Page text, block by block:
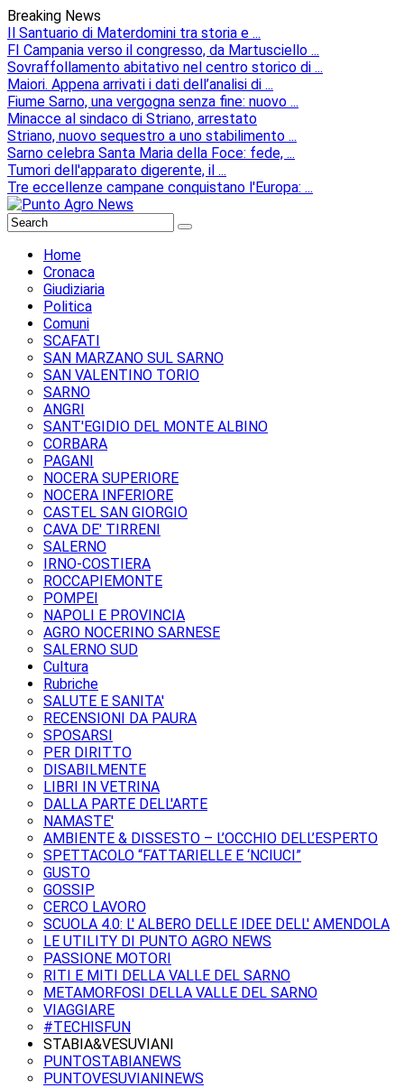
Breaking News
Il Santuario di Materdomini tra storia e ...
FI Campania verso il congresso, da Martusciello ...
Sovraffollamento abitativo nel centro storico di ...
Maiori. Appena arrivati i dati dell’analisi di ...
Fiume Sarno, una vergogna senza fine: nuovo ...
Minacce al sindaco di Striano, arrestato
Striano, nuovo sequestro a uno stabilimento ...
Sarno celebra Santa Maria della Foce: fede, ...
Tumori dell'apparato digerente, il ...
Tre eccellenze campane conquistano l'Europa: ...
Home
Cronaca
Giudiziaria
Politica
Comuni
SCAFATI
SAN MARZANO SUL SARNO
SAN VALENTINO TORIO
SARNO
ANGRI
SANT'EGIDIO DEL MONTE ALBINO
CORBARA
PAGANI
NOCERA SUPERIORE
NOCERA INFERIORE
CASTEL SAN GIORGIO
CAVA DE' TIRRENI
SALERNO
IRNO-COSTIERA
ROCCAPIEMONTE
POMPEI
NAPOLI E PROVINCIA
AGRO NOCERINO SARNESE
SALERNO SUD
Cultura
Rubriche
SALUTE E SANITA'
RECENSIONI DA PAURA
SPOSARSI
PER DIRITTO
DISABILMENTE
LIBRI IN VETRINA
DALLA PARTE DELL'ARTE
NAMASTE'
AMBIENTE & DISSESTO – L’OCCHIO DELL’ESPERTO
SPETTACOLO “FATTARIELLE E ‘NCIUCI”
GUSTO
GOSSIP
CERCO LAVORO
SCUOLA 4.0: L' ALBERO DELLE IDEE DELL' AMENDOLA
LE UTILITY DI PUNTO AGRO NEWS
PASSIONE MOTORI
RITI E MITI DELLA VALLE DEL SARNO
METAMORFOSI DELLA VALLE DEL SARNO
VIAGGIARE
#TECHISFUN
STABIA&VESUVIANI
PUNTOSTABIANEWS
PUNTOVESUVIANINEWS